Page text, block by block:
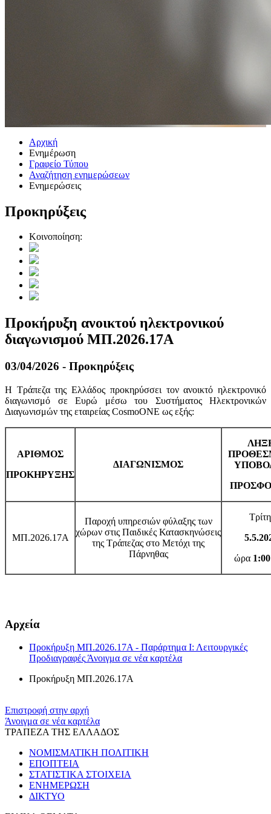
Αρχική
Ενημέρωση
Γραφείο Τύπου
Αναζήτηση ενημερώσεων
Ενημερώσεις
Προκηρύξεις
Κοινοποίηση:
Προκήρυξη ανοικτού ηλεκτρονικού
διαγωνισμού ΜΠ.2026.17Α
03/04/2026 - Προκηρύξεις
Η Τράπεζα της Ελλάδος προκηρύσσει τον ανοικτό ηλεκτρονικό
διαγωνισμό σε Ευρώ μέσω του Συστήματος Ηλεκτρονικών
Διαγωνισμών της εταιρείας CosmoONE ως εξής:
ΑΡΙΘΜΟΣ
ΠΡΟΚΗΡΥΞΗΣ
ΔΙΑΓΩΝΙΣΜΟΣ
ΜΠ.2026.17Α
Παροχή υπηρεσιών φύλαξης των
χώρων στις Παιδικές Κατασκηνώσεις
της Τράπεζας στο Μετόχι της
Πάρνηθας
ώρα 1:00
Αρχεία
Προκήρυξη ΜΠ.2026.17Α - Παράρτημα Ι: Λειτουργικές
Προδιαγραφές Άνοιγμα σε νέα καρτέλα
Προκήρυξη ΜΠ.2026.17Α
Επιστροφή στην αρχή
Άνοιγμα σε νέα καρτέλα
ΤΡΑΠΕΖΑ ΤΗΣ ΕΛΛΑΔΟΣ
ΝΟΜΙΣΜΑΤΙΚΗ ΠΟΛΙΤΙΚΗ
ΕΠΟΠΤΕΙΑ
ΣΤΑΤΙΣΤΙΚΑ ΣΤΟΙΧΕΙΑ
ΕΝΗΜΕΡΩΣΗ
ΔΙΚΤΥΟ